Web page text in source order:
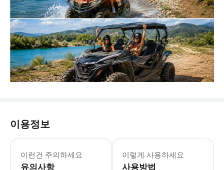
이용정보
이런건 주의하세요
유의사항
이렇게 사용하세요
사용방법